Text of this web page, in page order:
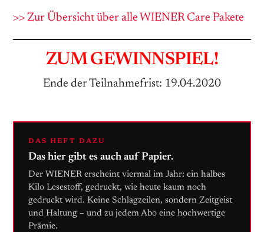
>> Zur Übersicht über alle WIENER Care Pakete
ZUM GEWINNSPIEL!
Ende der Teilnahmefrist: 19.04.2020
DAS HEFT DAZU
Das hier gibt es auch auf Papier.
Der WIENER erscheint viermal im Jahr: ein halbes
Kilo Lesestoff, gedruckt, wie heute kaum noch
gedruckt wird. Keine Schlagzeilen, sondern Zeitgeist
und Haltung – und zu jedem Abo eine hochwertige
Prämie.